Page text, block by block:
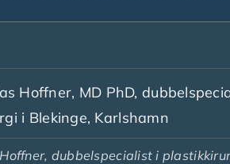
Hoffner, MD PhD,
i Blekinge, Karlshamn
dubbelspecialist i